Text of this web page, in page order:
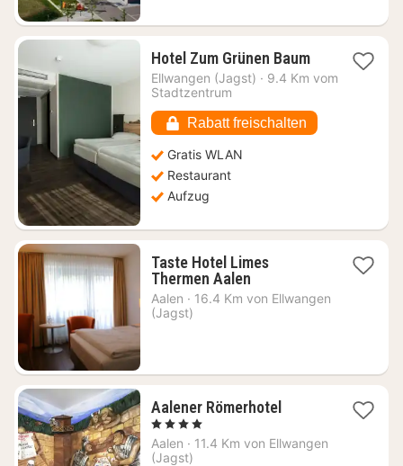
Hotel Zum Grünen Baum1
Nacht
€
Ellwangen (Jagst) · 9.4 Km vom
Stadtzentrum
Rabatt freischalten
Gratis WLAN
Restaurant
Aufzug
Taste Hotel Limes
Thermen Aalen1
Nacht
Aalen · 16.4 Km von Ellwangen
(Jagst)
Aalener Römerhotel1
ab
72,33
, 4 Sterne
Aalen · 11.4 Km von Ellwangen
(Jagst)